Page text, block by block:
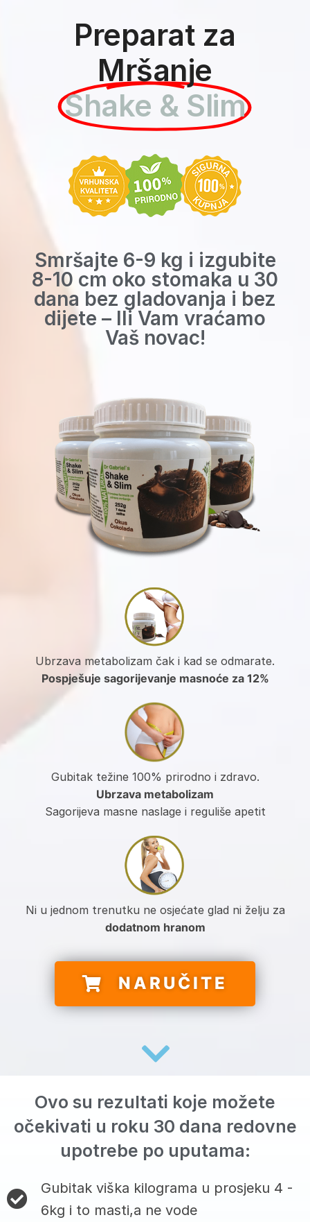
Preparat za
Mršanje
Shake & Slim
Smršajte 6-9 kg i izgubite
8-10 cm oko stomaka u 30
dana bez gladovanja i bez
dijete – Ili Vam vraćamo
Vaš novac!
Ubrzava metabolizam čak i kad se odmarate.
Pospješuje sagorijevanje masnoće za 12%
Gubitak težine 100% prirodno i zdravo.
Ubrzava metabolizam
Sagorijeva masne naslage i reguliše apetit
Ni u jednom trenutku ne osjećate glad ni želju za
dodatnom hranom
NARUČITE
Ovo su rezultati koje možete
očekivati u roku 30 dana redovne
upotrebe po uputama:
Gubitak viška kilograma u prosjeku 4 -
6kg i to masti,a ne vode